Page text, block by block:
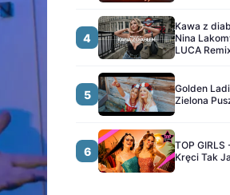
4
Kawa z
Nina
LUCA
5
Golden
Zielona
6
TOP
Kręci Tak